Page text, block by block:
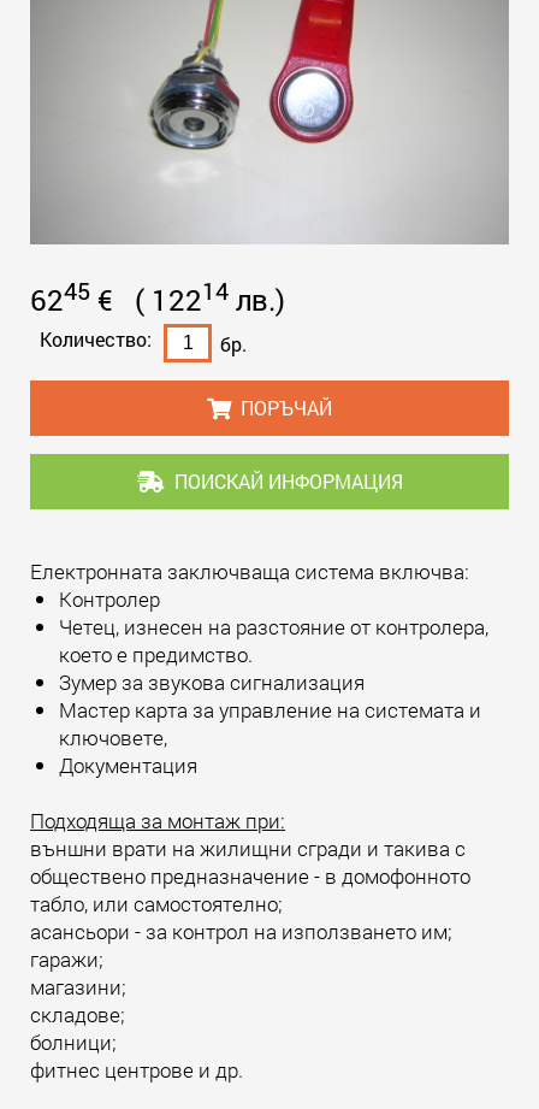
6245 € ( 12214 лв.)
Количество: бр.
ПОРЪЧАЙ
ПОИСКАЙ ИНФОРМАЦИЯ
Електронната заключваща система включва:
Контролер
Четец, изнесен на разстояние от контролера,
което е предимство.
Зумер за звукова сигнализация
Мастер карта за управление на системата и
ключовете,
Документация
Подходяща за монтаж при:
външни врати на жилищни сгради и такива с
обществено предназначение - в домофонното
табло, или самостоятелно;
асансьори - за контрол на използването им;
гаражи;
магазини;
складове;
болници;
фитнес центрове и др.